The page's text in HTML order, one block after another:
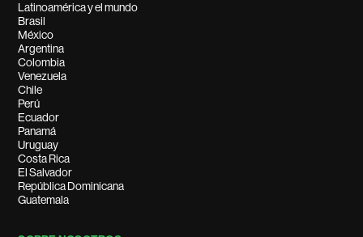
Latinoamérica y el mundo
Brasil
México
Argentina
Colombia
Venezuela
Chile
Perú
Ecuador
Panamá
Uruguay
Costa Rica
El Salvador
República Dominicana
Guatemala